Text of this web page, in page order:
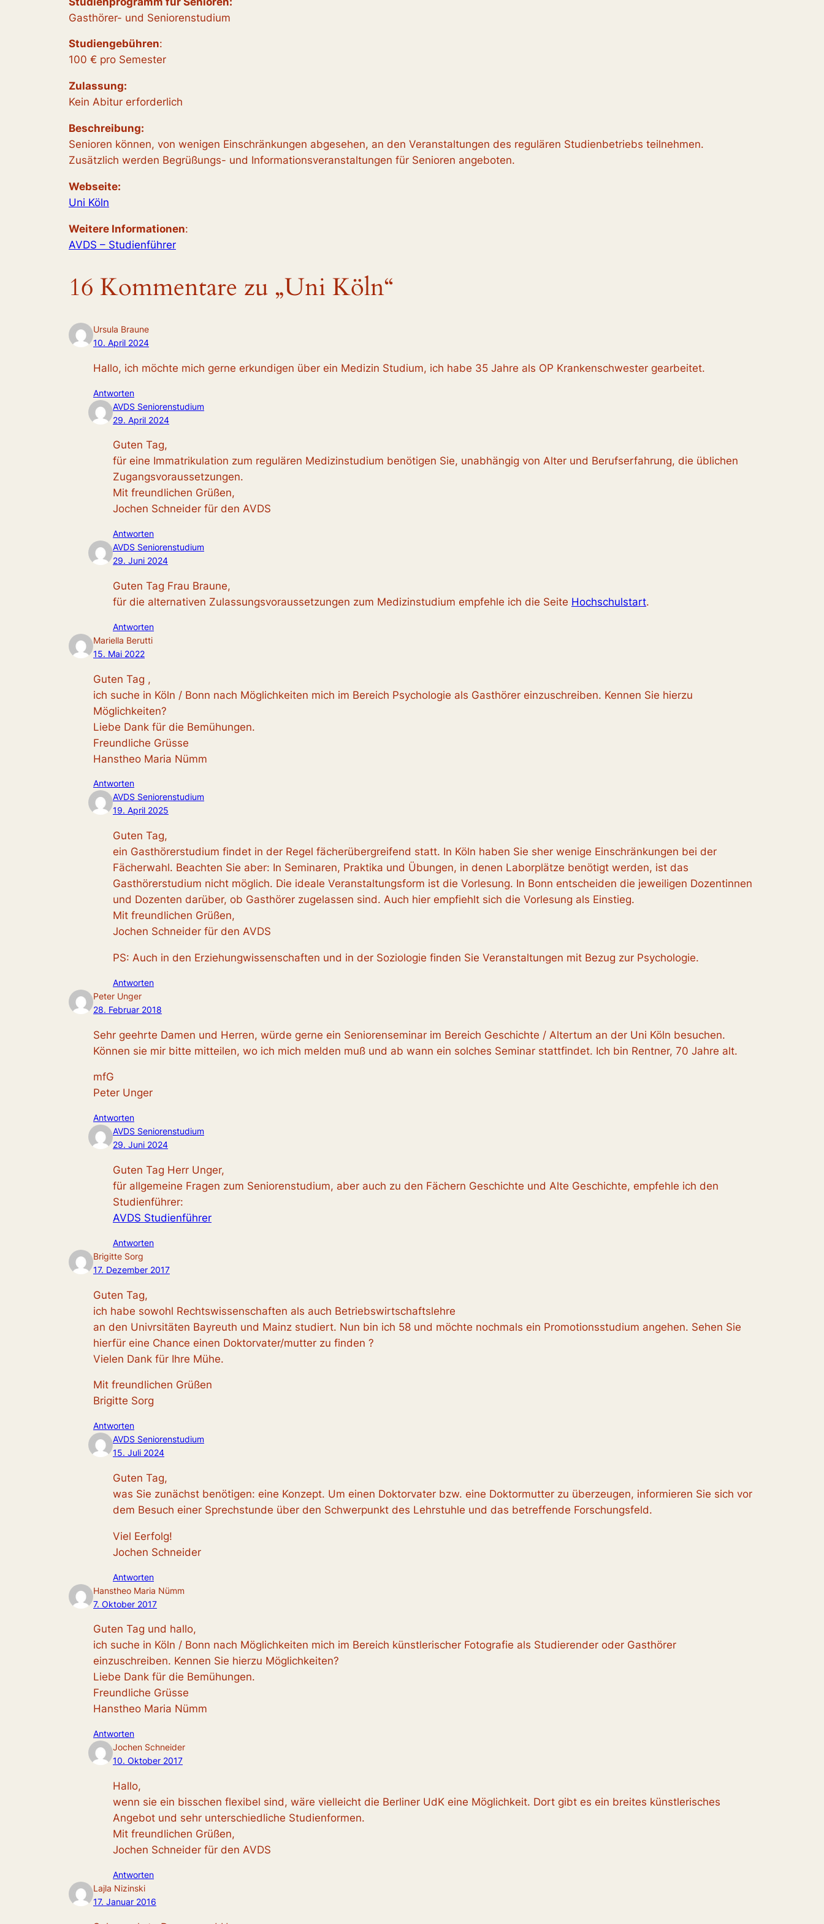
Gasthörer- und Seniorenstudium
Studiengebühren:
100 € pro Semester
Zulassung:
Kein Abitur erforderlich
Beschreibung:
Senioren können, von wenigen Einschränkungen abgesehen, an den Veranstaltungen des regulären Studienbetriebs teilnehmen.
Zusätzlich werden Begrüßungs- und Informationsveranstaltungen für Senioren angeboten.
Webseite:
Uni Köln
Weitere Informationen:
AVDS – Studienführer
16 Kommentare zu „Uni Köln“
Ursula Braune
10. April 2024
Hallo, ich möchte mich gerne erkundigen über ein Medizin Studium, ich habe 35 Jahre als OP Krankenschwester gearbeitet.
Antworten
AVDS Seniorenstudium
29. April 2024
Guten Tag,
für eine Immatrikulation zum regulären Medizinstudium benötigen Sie, unabhängig von Alter und Berufserfahrung, die üblichen
Zugangsvoraussetzungen.
Mit freundlichen Grüßen,
Jochen Schneider für den AVDS
Antworten
AVDS Seniorenstudium
29. Juni 2024
Guten Tag Frau Braune,
für die alternativen Zulassungsvoraussetzungen zum Medizinstudium empfehle ich die Seite Hochschulstart.
Antworten
Mariella Berutti
15. Mai 2022
Guten Tag ,
ich suche in Köln / Bonn nach Möglichkeiten mich im Bereich Psychologie als Gasthörer einzuschreiben. Kennen Sie hierzu
Möglichkeiten?
Liebe Dank für die Bemühungen.
Freundliche Grüsse
Hanstheo Maria Nümm
Antworten
AVDS Seniorenstudium
19. April 2025
Guten Tag,
ein Gasthörerstudium findet in der Regel fächerübergreifend statt. In Köln haben Sie sher wenige Einschränkungen bei der
Fächerwahl. Beachten Sie aber: In Seminaren, Praktika und Übungen, in denen Laborplätze benötigt werden, ist das
Gasthörerstudium nicht möglich. Die ideale Veranstaltungsform ist die Vorlesung. In Bonn entscheiden die jeweiligen Dozentinnen
und Dozenten darüber, ob Gasthörer zugelassen sind. Auch hier empfiehlt sich die Vorlesung als Einstieg.
Mit freundlichen Grüßen,
Jochen Schneider für den AVDS
PS: Auch in den Erziehungwissenschaften und in der Soziologie finden Sie Veranstaltungen mit Bezug zur Psychologie.
Antworten
Peter Unger
28. Februar 2018
Sehr geehrte Damen und Herren, würde gerne ein Seniorenseminar im Bereich Geschichte / Altertum an der Uni Köln besuchen.
Können sie mir bitte mitteilen, wo ich mich melden muß und ab wann ein solches Seminar stattfindet. Ich bin Rentner, 70 Jahre alt.
mfG
Peter Unger
Antworten
AVDS Seniorenstudium
29. Juni 2024
Guten Tag Herr Unger,
für allgemeine Fragen zum Seniorenstudium, aber auch zu den Fächern Geschichte und Alte Geschichte, empfehle ich den
Studienführer:
AVDS Studienführer
Antworten
Brigitte Sorg
17. Dezember 2017
Guten Tag,
ich habe sowohl Rechtswissenschaften als auch Betriebswirtschaftslehre
an den Univrsitäten Bayreuth und Mainz studiert. Nun bin ich 58 und möchte nochmals ein Promotionsstudium angehen. Sehen Sie
hierfür eine Chance einen Doktorvater/mutter zu finden ?
Vielen Dank für Ihre Mühe.
Mit freundlichen Grüßen
Brigitte Sorg
Antworten
AVDS Seniorenstudium
15. Juli 2024
Guten Tag,
was Sie zunächst benötigen: eine Konzept. Um einen Doktorvater bzw. eine Doktormutter zu überzeugen, informieren Sie sich vor
dem Besuch einer Sprechstunde über den Schwerpunkt des Lehrstuhle und das betreffende Forschungsfeld.
Viel Eerfolg!
Jochen Schneider
Antworten
Hanstheo Maria Nümm
7. Oktober 2017
Guten Tag und hallo,
ich suche in Köln / Bonn nach Möglichkeiten mich im Bereich künstlerischer Fotografie als Studierender oder Gasthörer
einzuschreiben. Kennen Sie hierzu Möglichkeiten?
Liebe Dank für die Bemühungen.
Freundliche Grüsse
Hanstheo Maria Nümm
Antworten
Jochen Schneider
10. Oktober 2017
Hallo,
wenn sie ein bisschen flexibel sind, wäre vielleicht die Berliner UdK eine Möglichkeit. Dort gibt es ein breites künstlerisches
Angebot und sehr unterschiedliche Studienformen.
Mit freundlichen Grüßen,
Jochen Schneider für den AVDS
Antworten
Lajla Nizinski
17. Januar 2016